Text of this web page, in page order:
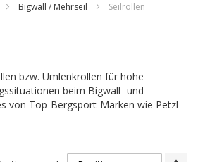
Bigwall / Mehrseil Seilrollen
bzw. Umlenkrollen für hohe
beim Bigwall- und
von Top-Bergsport-Marken wie Petzl